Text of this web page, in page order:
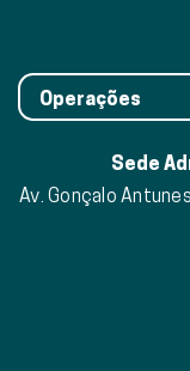
Operações
Sede
Av. Gonçalo